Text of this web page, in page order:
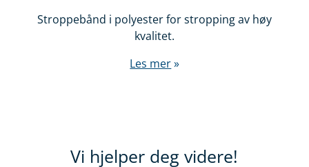
Stroppebånd i polyester for stropping av høy
kvalitet.
Les mer
Vi hjelper deg videre!